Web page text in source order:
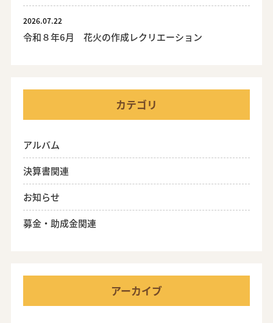
2026.07.22
令和８年6月 花火の作成レクリエーション
カテゴリ
アルバム
決算書関連
お知らせ
募金・助成金関連
アーカイブ